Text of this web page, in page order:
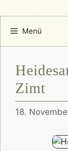
Menü
Zimt
18.